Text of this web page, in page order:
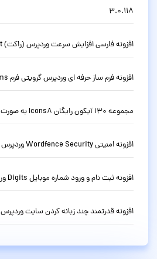
3.0.118
افزونه فارسی افزایش سرعت وردپرس (راکت) WP Rocket نسخه 3.23.1
افزونه فرم ساز حرفه ای وردپرس گرویتی فرم Gravity Forms نسخه 3.0.0
مجموعه 130 آیکون رایگان Icons8 به صورت SVG
افزونه امنیتی Wordfence Security وردپرس نسخه 8.1.4
افزونه ثبت نام و ورود شماره موبایل Digits وردپرس نسخه 9.2
افزونه قدرتمند چند زبانه کردن سایت وردپرس WPML نسخه 4.9.6